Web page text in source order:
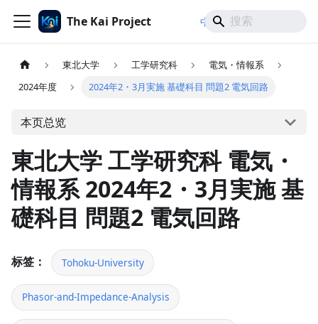
The Kai Project 中文/ 日本語
東北大学 工学研究科
電気・情報系
2024年度
2024年2・3月実施 基礎科目 問題2 電気回路
本页总览
東北大学 工学研究科 電気・
情報系 2024年2・3月実施 基
礎科目 問題2 電気回路
标签： Tohoku-University
Phasor-and-Impedance-Analysis